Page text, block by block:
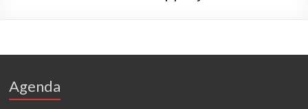
Agenda